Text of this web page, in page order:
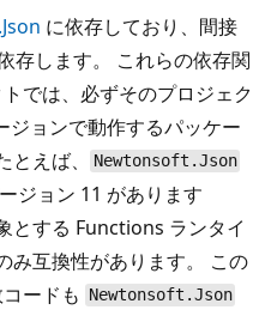
に依存しており、間接
存します。 これらの依存関
では、必ずそのプロジェク
ジョンで動作するパッケー
えば、
Newtonsoft.Json
ジョン 11 があります
とする Functions ランタイ
み互換性があります。 この
ードも
Newtonsoft.Json